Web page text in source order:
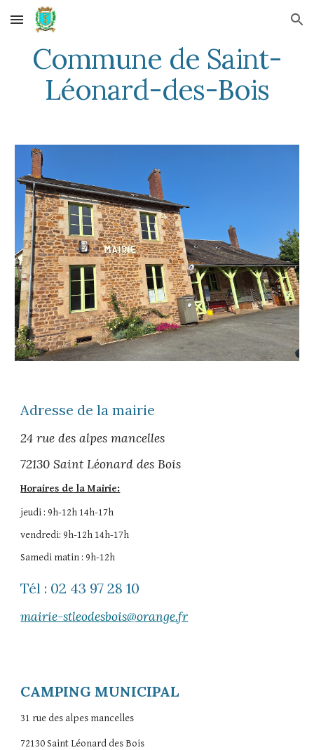
Skip to main content Skip to navigation
Commune de Saint-
Léonard-des-Bois
Adresse de la mairie
24 rue des alpes mancelles
72130 Saint Léonard des Bois
Horaires de la Mairie:
jeudi : 9h-12h 14h-17h
vendredi: 9h-12h 14h-17h
Samedi matin : 9h-12h
Tél : 02 43 97 28 10
mairie-stleodesbois@orange.fr
CAMPING MUNICIPAL
31 rue des alpes mancelles
72130 Saint Léonard des Bois